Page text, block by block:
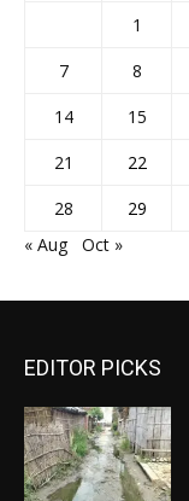
1
7
8
14
15
21
22
28
29
« Aug
Oct »
EDITOR PICKS